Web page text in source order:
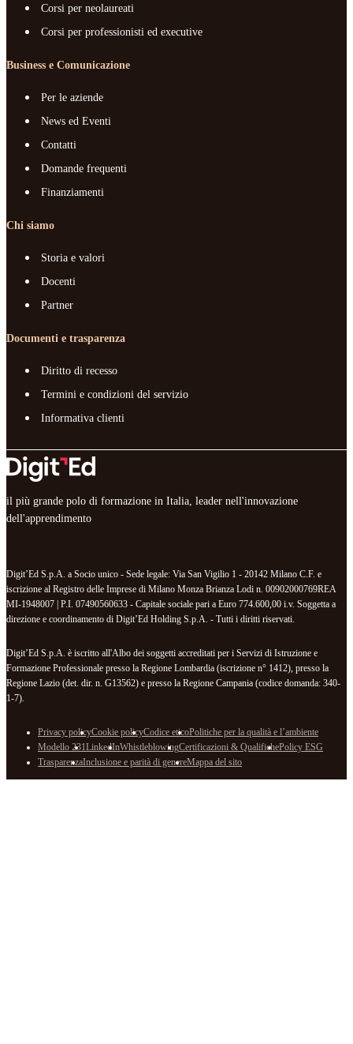
Corsi per neolaureati
Corsi per professionisti ed executive
Business e Comunicazione
Per le aziende
News ed Eventi
Contatti
Domande frequenti
Finanziamenti
Chi siamo
Storia e valori
Docenti
Partner
Documenti e trasparenza
Diritto di recesso
Termini e condizioni del servizio
Informativa clienti
il più grande polo di formazione in Italia, leader nell'innovazione
dell'apprendimento
Digit’Ed S.p.A. a Socio unico - Sede legale: Via San Vigilio 1 - 20142 Milano C.F. e
iscrizione al Registro delle Imprese di Milano Monza Brianza Lodi n. 00902000769REA
MI-1948007 | P.I. 07490560633 - Capitale sociale pari a Euro 774.600,00 i.v. Soggetta a
direzione e coordinamento di Digit’Ed Holding S.p.A. - Tutti i diritti riservati.
Digit’Ed S.p.A. è iscritto all'Albo dei soggetti accreditati per i Servizi di Istruzione e
Formazione Professionale presso la Regione Lombardia (iscrizione n° 1412), presso la
Regione Lazio (det. dir. n. G13562) e presso la Regione Campania (codice domanda: 340-
1-7).
Privacy policyCookie policyCodice eticoPolitiche per la qualità e l’ambiente
Modello 231LinkedInWhistleblowingCertificazioni & QualifichePolicy ESG
TrasparenzaInclusione e parità di genereMappa del sito